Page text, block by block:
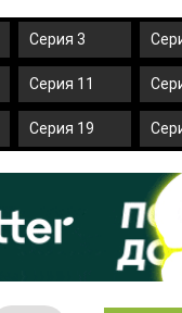
Серия 3
Серия 11
Серия 19